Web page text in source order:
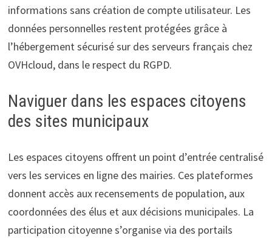
informations sans création de compte utilisateur. Les
données personnelles restent protégées grâce à
l’hébergement sécurisé sur des serveurs français chez
OVHcloud, dans le respect du RGPD.
Naviguer dans les espaces citoyens
des sites municipaux
Les espaces citoyens offrent un point d’entrée centralisé
vers les services en ligne des mairies. Ces plateformes
donnent accès aux recensements de population, aux
coordonnées des élus et aux décisions municipales. La
participation citoyenne s’organise via des portails